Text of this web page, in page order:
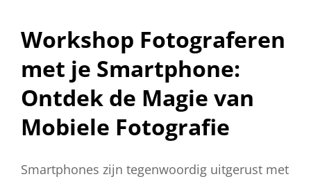
Workshop Fotograferen
met je Smartphone:
Ontdek de Magie van
Mobiele Fotografie
Smartphones zijn tegenwoordig uitgerust met